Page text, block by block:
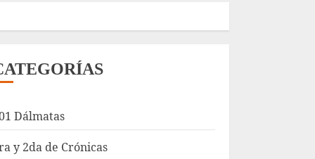
Dálmatas
y 2da de Crónicas